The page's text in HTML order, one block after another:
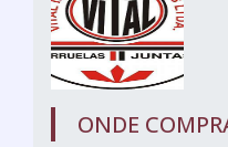
ONDE